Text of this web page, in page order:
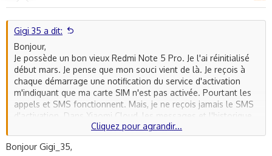
Gigi 35 a dit:
Bonjour,
Je possède un bon vieux Redmi Note 5 Pro. Je l'ai réinitialisé
début mars. Je pense que mon souci vient de là. Je reçois à
chaque démarrage une notification du service d'activation
m'indiquant que ma carte SIM n'est pas activée. Pourtant les
appels et SMS fonctionnent. Mais, je ne reçois jamais le SMS
d'activation. Dans Xiaomi Cloud, les messages et l'historique
des appels ne se synchronisent plus et l'activation ne
fonctionne pas. Même problème de réception du SMS
d'activation. Les derniers messages dans le cloud datent du
Cliquez pour agrandir...
Bonjour Gigi_35,